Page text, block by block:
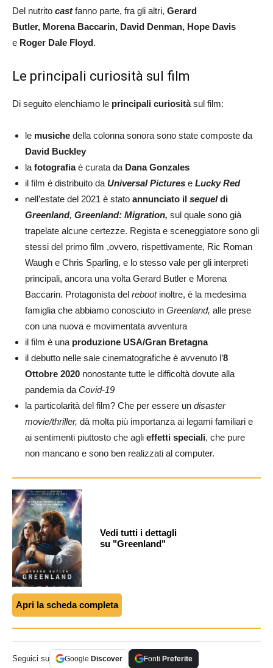
Del nutrito castfanno parte, fra gli altri, Gerard
Butler, Morena Baccarin, David Denman, Hope Davis
e Roger Dale Floyd.
Le principali curiosità sul film
Di seguito elenchiamo le principali curiositàsul film:
le musiche della colonna sonora sono state composte da
David Buckley
la fotografiaè curata da Dana Gonzales
il film è distribuito da Universal Pictures e Lucky Red
nell’estate del 2021 è stato annunciato il sequeldi
Greenland, Greenland: Migration, sul quale sono già
trapelate alcune certezze. Regista e sceneggiatore sono gli
stessi del primo film ,ovvero, rispettivamente, Ric Roman
Waugh e Chris Sparling, e lo stesso vale per gli interpreti
principali, ancora una volta Gerard Butler e Morena
Baccarin. Protagonista del rebootinoltre, è la medesima
famiglia che abbiamo conosciuto in Greenland, alle prese
con una nuova e movimentata avventura
il film è una produzione USA/Gran Bretagna
il debutto nelle sale cinematografiche è avvenuto l’8
Ottobre 2020 nonostante tutte le difficoltà dovute alla
pandemia da Covid-19
la particolarità del film? Che per essere un disaster
movie/thriller, dà molta più importanza ai legami familiari e
ai sentimenti piuttosto che agli effetti speciali, che pure
non mancano e sono ben realizzati al computer.
Vedi tutti i dettagli
su "Greenland"
Apri la scheda completa
Seguici su Google Discover Fonti Preferite